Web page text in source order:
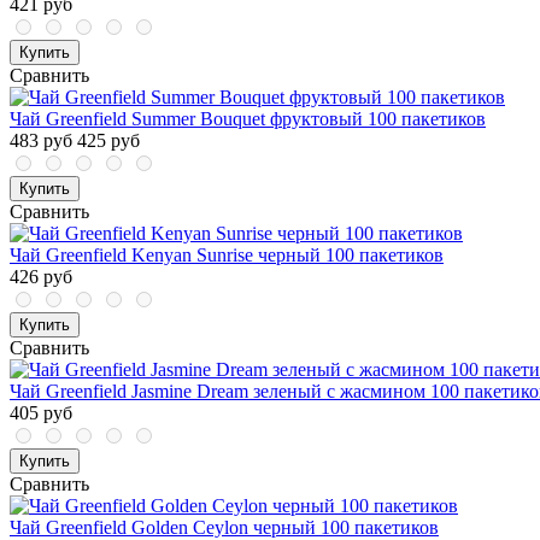
421 руб
Купить
Сравнить
Чай Greenfield Summer Bouquet фруктовый 100 пакетиков
483 руб 425 руб
Купить
Сравнить
Чай Greenfield Kenyan Sunrise черный 100 пакетиков
426 руб
Купить
Сравнить
Чай Greenfield Jasmine Dream зеленый с жасмином 100
405 руб
Купить
Сравнить
Чай Greenfield Golden Ceylon черный 100 пакетиков